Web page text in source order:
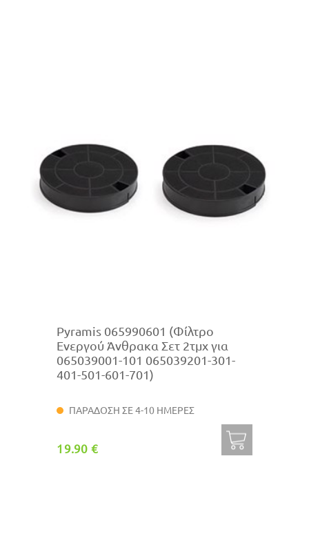
Pyramis 065990601 (Φίλτρο
Ενεργού Άνθρακα Σετ 2τμχ για
065039001-101 065039201-301-
401-501-601-701)
ΠΑΡΑΔΟΣΗ ΣΕ 4-10 ΗΜΕΡΕΣ
19.90 €